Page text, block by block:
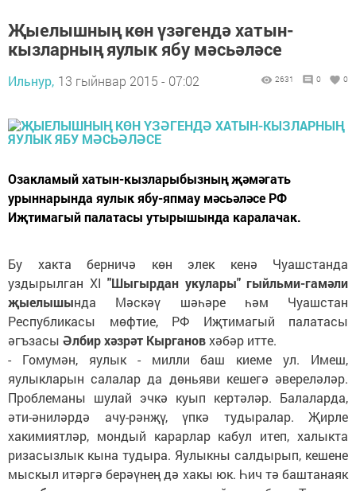
Җыелышның көн үзәгендә хатын-
кызларның яулык ябу мәсьәләсе
Ильнур, 13 гыйнвар 2015 - 07:02 2631 0 0
Озакламый хатын-кызларыбызның җәмәгать
урыннарында яулык ябу-япмау мәсьәләсе РФ
Иҗтимагый палатасы утырышында каралачак.
Бу хакта берничә көн элек кенә Чуашстанда
уздырылган XI "Шыгырдан укулары" гыйльми-гамәли
җыелышында Мәскәү шәһәре һәм Чуашстан
Республикасы мөфтие, РФ Иҗтимагый палатасы
әгъзасы Әлбир хәзрәт Кыргановхәбәр итте.
- Гомумән, яулык - милли баш киеме ул. Имеш,
яулыкларын салалар да дөньяви кешегә әвереләләр.
Проблеманы шулай эчкә куып кертәләр. Балаларда,
әти-әниләрдә ачу-рәнҗү, үпкә тудыралар. Җирле
хакимиятләр, мондый карарлар кабул итеп, халыкта
ризасызлык кына тудыра. Яулыкны салдырып, кешене
мыскыл итәргә берәүнең дә хакы юк. Һич тә баштанаяк